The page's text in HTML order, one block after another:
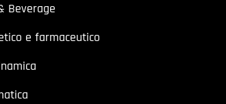
Beverage
e farmaceutico